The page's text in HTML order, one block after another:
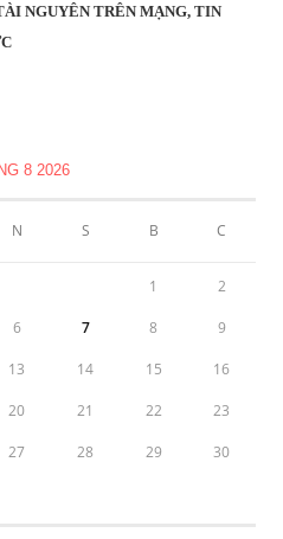
NGUYÊN TRÊN MẠNG, TIN
8 2026
N S B C
1 2
6 7 8 9
13 14 15 16
20 21 22 23
27 28 29 30